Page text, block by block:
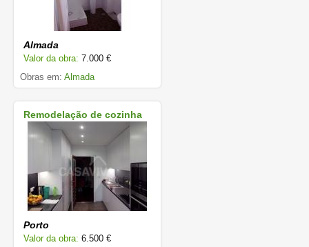
Almada
Valor da obra: 7.000 €
Obras em: Almada
Remodelação de cozinha
Porto
Valor da obra: 6.500 €